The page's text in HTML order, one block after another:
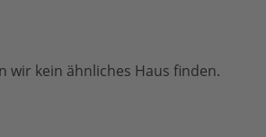
wir kein ähnliches Haus finden.